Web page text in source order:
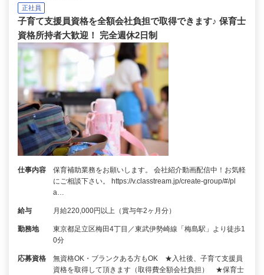
正社員
子育て支援員資格を全額会社負担で取得できます♪ 保育士
資格所持者大歓迎！ 完全週休2日制
仕事内容
保育補助業務をお願いします。 会社紹介動画配信中！お気軽
にご相談下さい。 https://v.classtream.jp/create-group/#/pl
a…
給与 月給220,000円以上（賞与年2ヶ月分）
勤務地
東京都足立区梅田4丁目／東武伊勢崎線「梅島駅」より徒歩1
0分
応募資格
無資格OK・ブランクある方もOK ★入社後、子育て支援員
資格を取得して頂きます（取得費全額会社負担） ★保育士